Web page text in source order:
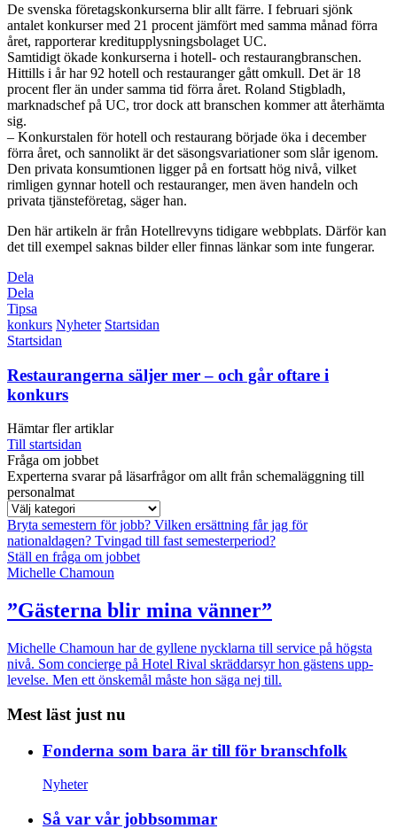
De svenska företagskonkurserna blir allt färre. I februari sjönk
antalet konkurser med 21 procent jämfört med samma månad förra
året, rapporterar kreditupplysningsbolaget UC.
Samtidigt ökade konkurserna i hotell- och restaurangbranschen.
Hittills i år har 92 hotell och restauranger gått omkull. Det är 18
procent fler än under samma tid förra året. Roland Stigbladh,
marknadschef på UC, tror dock att branschen kommer att återhämta
sig.
– Konkurstalen för hotell och restaurang började öka i december
förra året, och sannolikt är det säsongsvariationer som slår igenom.
Den privata konsumtionen ligger på en fortsatt hög nivå, vilket
rimligen gynnar hotell och restauranger, men även handeln och
privata tjänsteföretag, säger han.
Den här artikeln är från Hotellrevyns tidigare webbplats. Därför kan
det till exempel saknas bilder eller finnas länkar som inte fungerar.
Dela
Dela
Tipsa
konkurs Nyheter Startsidan
Startsidan
Restaurangerna säljer mer – och går oftare i
konkurs
Hämtar fler artiklar
Till startsidan
Fråga om jobbet
Experterna svarar på läsarfrågor om allt från schemaläggning till
personalmat
Bryta semestern för jobb? Vilken ersättning får jag för
nationaldagen? Tvingad till fast semesterperiod?
Ställ en fråga om jobbet
Michelle Chamoun
”Gästerna blir mina vänner”
Michelle Chamoun har de gyllene nycklarna till service på högsta
nivå. Som concierge på Hotel Rival skräddarsyr hon gästens upp­
levelse. Men ett önskemål måste hon säga nej till.
Mest läst just nu
Fonderna som bara är till för branschfolk
Nyheter
Så var vår jobbsommar